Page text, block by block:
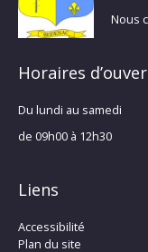
Nous
Horaires
Du lundi au samedi
de 09h00 à 12h30
Liens
Accessibilité
Plan du site